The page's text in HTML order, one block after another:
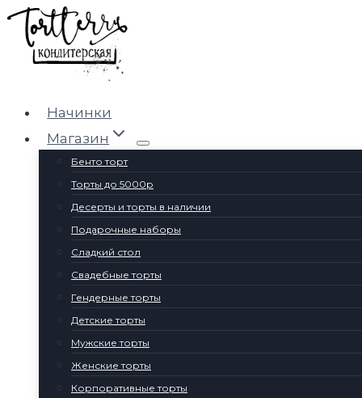
Перейти
содержимому
Начинки
Магазин
Бенто торт
Торты до 5000р
Десерты и торты в наличии
Подарочные наборы
Сладкий стол
Свадебные торты
Гендерные торты
Детские торты
Мужские торты
Женские торты
Корпоративные торты